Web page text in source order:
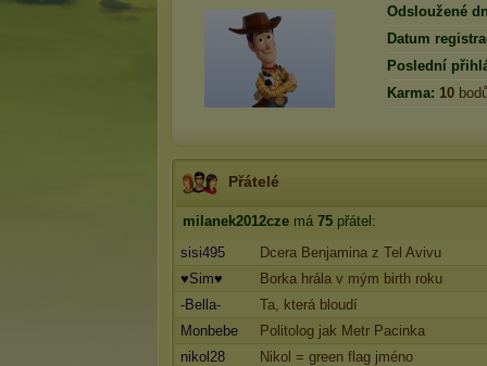
Odsloužené
Datum
Poslední
Karma: 10
Přátelé
milanek2012cze má 75 přátel:
sisi495
Dcera Benjamina z Tel Avivu
♥Sim♥
Borka hrála v mým birth roku
-Bella-
Ta, která bloudí
Monbebe
Politolog jak Metr Pacinka
nikol28
Nikol = green flag jméno